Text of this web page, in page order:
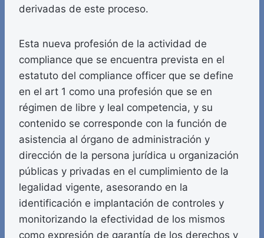
derivadas de este proceso.
Esta nueva profesión de la actividad de
compliance que se encuentra prevista en el
estatuto del compliance officer que se define
en el art 1 como una profesión que se en
régimen de libre y leal competencia, y su
contenido se corresponde con la función de
asistencia al órgano de administración y
dirección de la persona jurídica u organización
públicas y privadas en el cumplimiento de la
legalidad vigente, asesorando en la
identificación e implantación de controles y
monitorizando la efectividad de los mismos
como expresión de garantía de los derechos y